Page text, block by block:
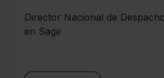
Director Nacional de
en Sage